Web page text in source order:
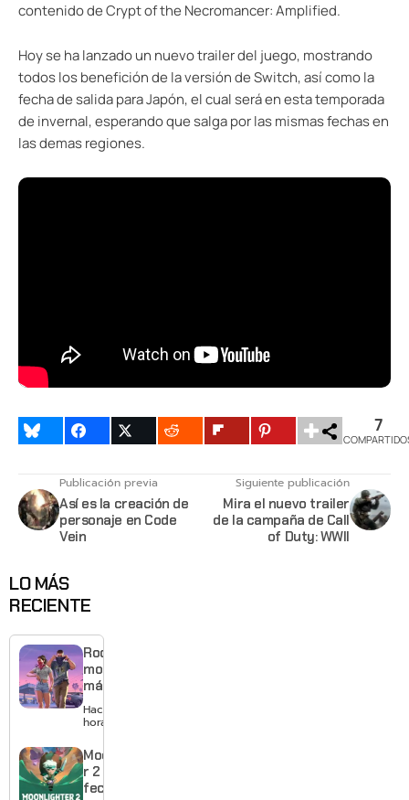
contenido de Crypt of the Necromancer: Amplified.
Hoy se ha lanzado un nuevo trailer del juego, mostrando
todos los benefición de la versión de Switch, así como la
fecha de salida para Japón, el cual será en esta temporada
de invernal, esperando que salga por las mismas fechas en
las demas regiones.
7
Publicación previa
Así es la creación de
personaje en Code
Vein
Siguiente publicación
Mira el nuevo trailer
de la campaña de Call
of Duty: WWII
LO MÁS
RECIENTE
Rockstar
mostrará
más de
GTA 6 en
agosto
estreno
anticipado
en Netflix
Hace 6
horas
Moonlighte
r 2 ya tiene
fecha y